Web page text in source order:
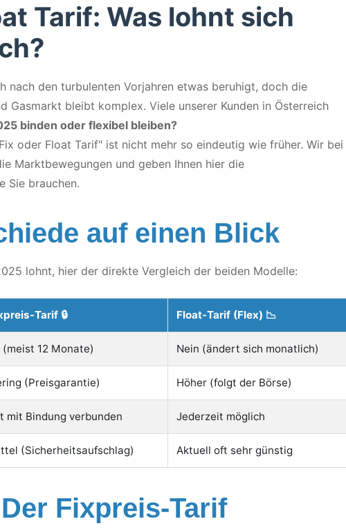
Tarif: Was lohnt sich
nach den turbulenten Vorjahren etwas beruhigt, doch die
Gasmarkt bleibt komplex. Viele unserer Kunden in Österreich
binden oder flexibel bleiben?
oder Float Tarif" ist nicht mehr so eindeutig wie früher. Wir bei
Marktbewegungen und geben Ihnen hier die
Sie brauchen.
auf einen Blick
lohnt, hier der direkte Vergleich der beiden Modelle:
Tarif 🔒 Float-Tarif (Flex) 📉
(meist 12 Monate) Nein (ändert sich monatlich)
(Preisgarantie) Höher (folgt der Börse)
mit Bindung verbunden Jederzeit möglich
(Sicherheitsaufschlag) Aktuell oft sehr günstig
Fixpreis-Tarif